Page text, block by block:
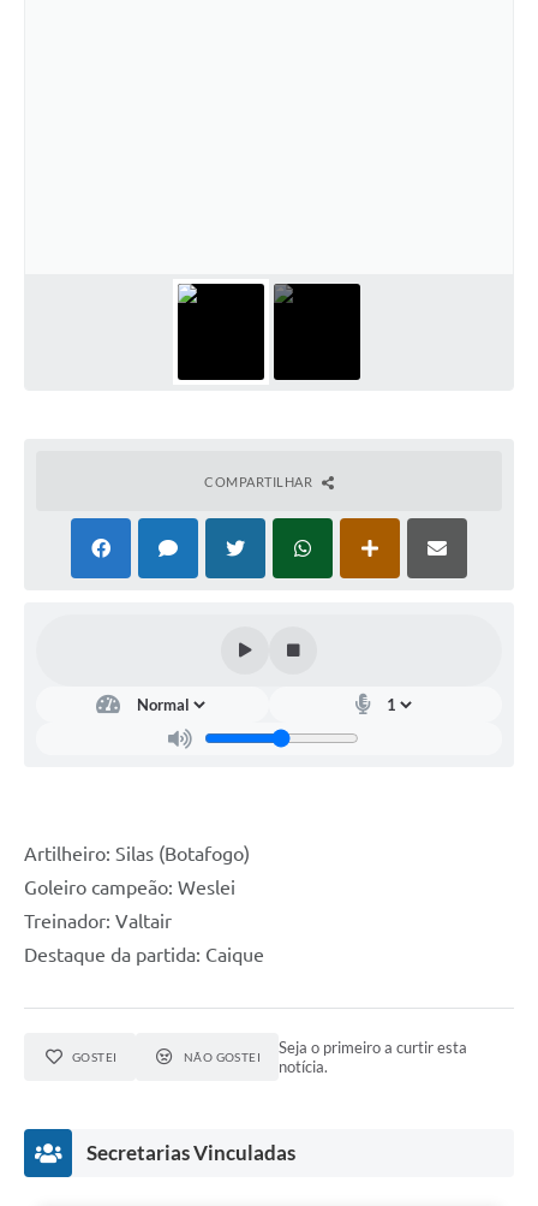
COMPARTILHAR
Artilheiro: Silas (Botafogo)
Goleiro campeão: Weslei
Treinador: Valtair
Destaque da partida: Caique
GOSTEI NÃO GOSTEI
Seja o primeiro a curtir esta
notícia.
Secretarias Vinculadas